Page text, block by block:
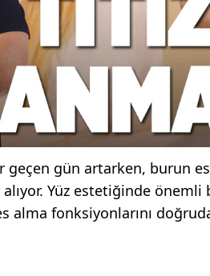
geçen gün artarken, burun
Yüz estetiğinde
alma fonksiyonlarını